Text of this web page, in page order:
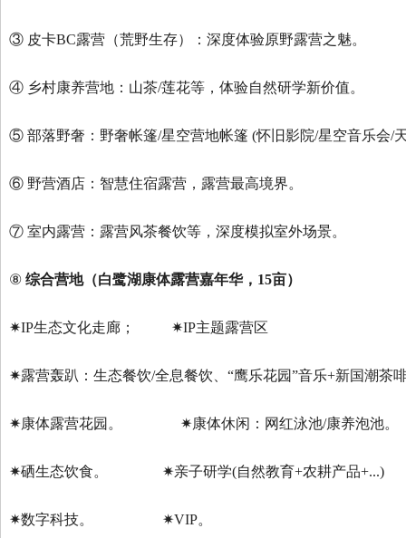
③ 皮卡BC露营（荒野生存）：深度体验原野露营之魅。
④ 乡村康养营地：山茶/莲花等，体验自然研学新价值。
⑤ 部落野奢：野奢帐篷/星空营地帐篷 (怀旧影院/星空音乐会/
⑥ 野营酒店：智慧住宿露营，露营最高境界。
⑦ 室内露营：露营风茶餐饮等，深度模拟室外场景。
⑧ 综合营地（白鹭湖康体露营嘉年华， 15亩）
✷IP生态文化走廊； ✷IP主题露营区
✷露营轰趴：生态餐饮/全息餐饮、“鹰乐花园”音乐+新国潮茶
✷康体露营花园。 ✷康体休闲：网红泳池/康养泡池。
✷硒生态饮食。 ✷亲子研学(自然教育+农耕产品+...)
✷数字科技。 ✷VIP。